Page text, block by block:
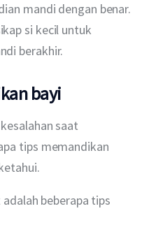
mandi dengan benar.
si kecil untuk
berakhir.
bayi
saat
tips memandikan
beberapa tips